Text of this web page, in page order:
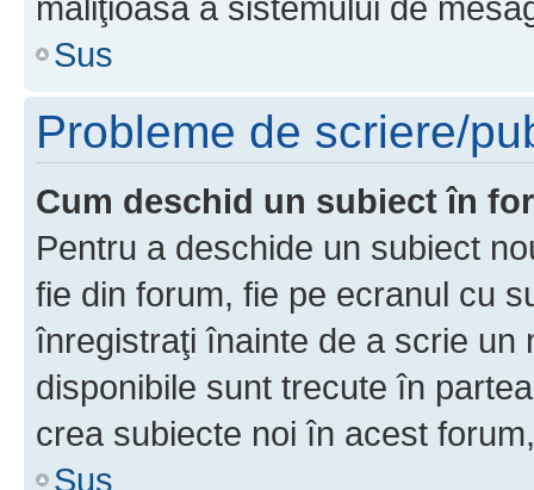
Sus
Probleme de scriere/
Cum deschid un subiect în
Pentru a deschide un subiect
fie din forum, fie pe ecranul cu
înregistraţi înainte de a scrie un
disponibile sunt trecute în
crea subiecte noi în acest
Sus